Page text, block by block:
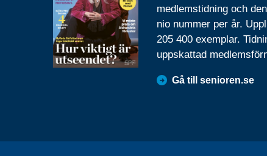
medlemstidning och
nio nummer per år.
205 400 exemplar.
uppskattad
Gå till senioren.se